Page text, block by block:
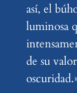
así, el
luminosa
de su